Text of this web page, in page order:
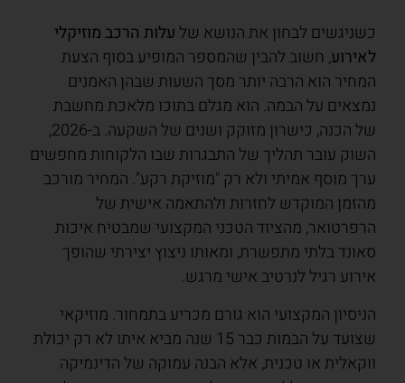
כשניגשים לבחון את הנושא של עלות הרכב מוזיקלי
לאירוע, חשוב להבין שהמספר המופיע בסוף הצעת
המחיר הוא הרבה יותר מסך השעות שבהן האמנים
נמצאים על הבמה. הוא מגלם בתוכו מלאכת מחשבת
של הכנה, כישרון מזוקק ושנים של השקעה. ב-2026,
השוק עובר תהליך של התבגרות שבו הלקוחות מחפשים
ערך מוסף אמיתי ולא רק "מוזיקת רקע". המחיר מורכב
מהזמן המוקדש לחזרות ולהתאמה אישית של
הרפרטואר, מהציוד הטכני המקצועי שמבטיח איכות
סאונד בלתי מתפשרת, ומאותו ניצוץ יצירתי שהופך
אירוע רגיל לנרטיב אישי מרגש.
הניסיון המקצועי הוא גורם מכריע בתמחור. מוזיקאי
שצועד על הבמות כבר 15 שנה מביא איתו לא רק יכולת
ווקאלית או טכנית, אלא הבנה עמוקה של הדינמיקה